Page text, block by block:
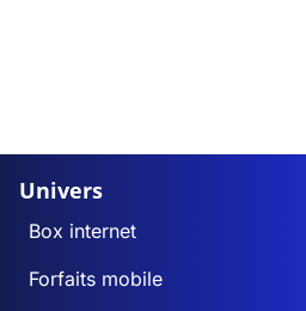
Univers
Box internet
Forfaits mobile